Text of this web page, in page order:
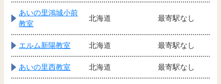
あいの里鴻城小前
教室
北海道 最寄駅なし
エルム新陽教室 北海道 最寄駅なし
あいの里西教室 北海道 最寄駅なし